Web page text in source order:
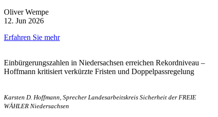
Oliver Wempe
12. Jun 2026
Erfahren Sie mehr
Einbürgerungszahlen in Niedersachsen erreichen Rekordniveau –
Hoffmann kritisiert verkürzte Fristen und Doppelpassregelung
Karsten D. Hoffmann, Sprecher Landesarbeitskreis Sicherheit der FREIE
WÄHLER Niedersachsen